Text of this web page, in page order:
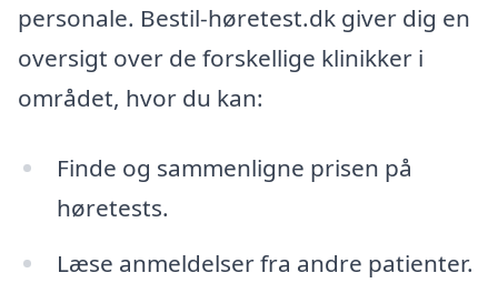
personale. Bestil-høretest.dk giver dig en
oversigt over de forskellige klinikker i
området, hvor du kan:
Finde og sammenligne prisen på
høretests.
Læse anmeldelser fra andre patienter.